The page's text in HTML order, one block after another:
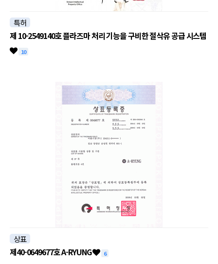
특허
제 10-2549140호 플라즈마 처리 기능을 구비한 절삭유 공급 시스템
10
상표
제40-0649677호 A-RYUNG 6